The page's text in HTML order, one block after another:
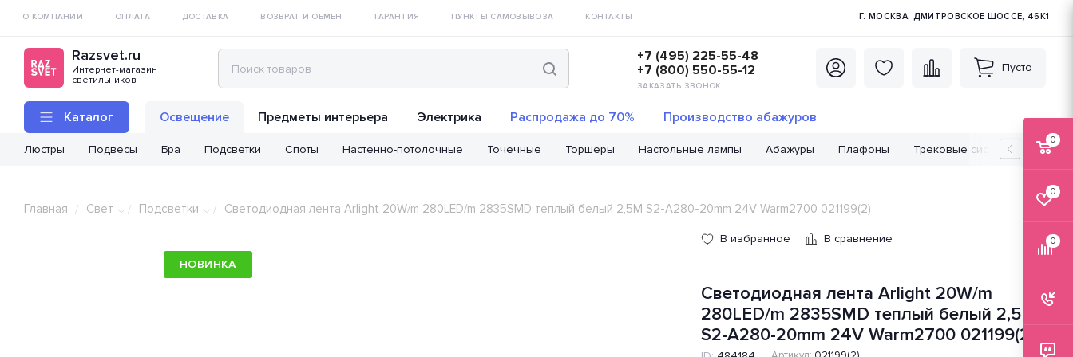
О КОМПАНИИ ОПЛАТА ДОСТАВКА ВОЗВРАТ И ОБМЕН ГАРАНТИЯ ПУНКТЫ САМОВЫВОЗА КОНТАКТЫ Г. МОСКВА, ДМИТРОВСКОЕ ШОССЕ, 46К1
Razsvet.ru
Интернет-магазин
светильников
+7 (495) 225-55-48
+7 (800) 550-55-12
ЗАКАЗАТЬ ЗВОНОК
Пусто
Каталог Освещение
Люстры Подвесы Бра Подсветки Споты Настенно-потолочные Точечные Торшеры Настольные лампы Абажуры Плафоны Трековые системы
Предметы интерьера Электрика Распродажа до 70% Производство абажуров
Главная / Свет / Подсветки / Светодиодная лента Arlight 20W/m 280LED/m 2835SMD теплый белый 2,5M S2-A280-20mm 24V Warm2700 021199(2)
НОВИНКА
В избранное В сравнение
Светодиодная лента Arlight 20W/m
280LED/m 2835SMD теплый белый 2,5M
S2-A280-20mm 24V Warm2700 021199(2)
0
0
0